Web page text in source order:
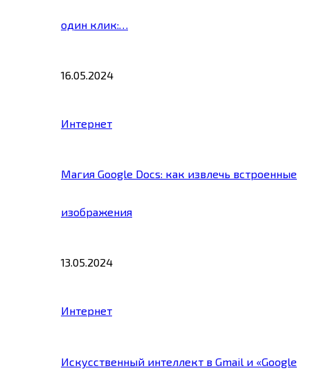
один клик:…
16.05.2024
Интернет
Магия Google Docs: как извлечь встроенные
изображения
13.05.2024
Интернет
Искусственный интеллект в Gmail и «Google